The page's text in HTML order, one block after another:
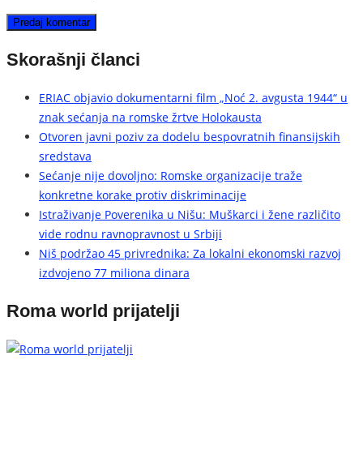
Skorašnji članci
ERIAC objavio dokumentarni film „Noć 2. avgusta 1944“ u
znak sećanja na romske žrtve Holokausta
Otvoren javni poziv za dodelu bespovratnih finansijskih
sredstava
Sećanje nije dovoljno: Romske organizacije traže
konkretne korake protiv diskriminacije
Istraživanje Poverenika u Nišu: Muškarci i žene različito
vide rodnu ravnopravnost u Srbiji
Niš podržao 45 privrednika: Za lokalni ekonomski razvoj
izdvojeno 77 miliona dinara
Roma world prijatelji